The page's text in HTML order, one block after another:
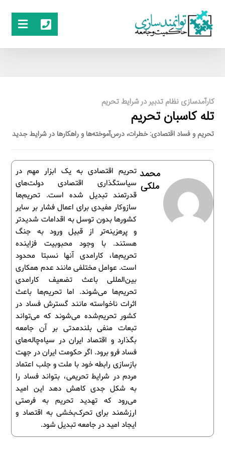
کارآمدسازی نظام تدبیر در شرایط تحریم
تله کاسبان تحریم
تحریم و فساد اقتصادی: خطرات، درس‌آموخته‌ها و راهکارها در شرایط جدید
تحریم اقتصادی به یک ابزار مهم در
سیاستگذاری اقتصادی دولت‌های
قدرتمند تبدیل شده است. تحریم‌ها
سازوکار مفیدی برای اعمال فشار بر سایر
کشورها بدون توسل به اقدامات شدیدتر
و پرهزینه‌تر از قبیل ورود به جنگ
هستند. با وجود محبوبیت فزاینده
تحریم‌ها، کارامدی آنها نسبتا محدود
است. عوامل مختلفی مانند عدم همکاری
بین‌المللی باعث تضعیف کارامدی
تحریم‌ها می‌شوند. اما تحریم‌ها باعث
اثرات ناخواسته مانند گسترش فساد در
کشور تحریم‌شده می‌شوند که می‌تواند
تبعات منفی بلندمدتی بر آن جامعه
بگذارد و اقتصاد ایران در سیاه‌چاله‌های
فساد فرو برود. اگر حکومت ایران در جهت
بازسازی رابطه خود با ملت و جلب اعتماد
مردم در شرایط تحریمی، بتواند فساد را
به شکل جدی کاهش دهد این امید
می‌رود که تهدید تحریم به فرصتی
ارزشمند برای تحرک‌بخشی به اقتصاد و
ایجاد امید در جامعه تبدیل شود.
محمد
ملکی